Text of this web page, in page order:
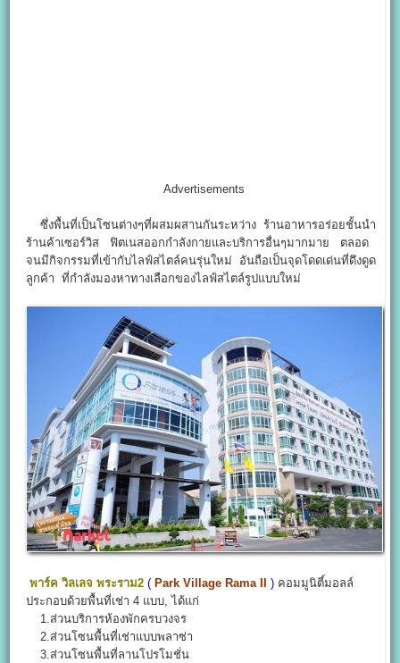
Advertisements
ซึ่งพื้นที่เป็นโซนต่างๆที่ผสมผสานกันระหว่าง ร้านอาหารอร่อยชั้นนำ
ร้านค้าเซอร์วิส ฟิตเนสออกกำลังกายและบริการอื่นๆมากมาย ตลอด
จนมีกิจกรรมที่เข้ากับไลฟ์สไตล์คนรุ่นใหม่ อันถือเป็นจุดโดดเด่นที่ดึงดูด
ลูกค้า ที่กำลังมองหาทางเลือกของไลฟ์สไตล์รูปแบบใหม่
พาร์ค วิลเลจ พระราม2( Park Village Rama II) คอมมูนิตี์มอลล์
ประกอบด้วยพื้นที่เช่า 4 แบบ, ได้แก่
1.ส่วนบริการห้องพักครบวงจร
2.ส่วนโซนพื้นที่เช่าแบบพลาซ่า
3.ส่วนโซนพื้นที่ลานโปรโมชั่น